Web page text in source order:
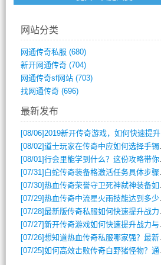
网站分类
网通传奇私服 (680)
新开网通传奇(704)
网通传奇sf网站(703)
找网通传奇(696)
最新发布
[08/06]2019新开传奇游戏，如何快速提升角色等级？
[08/02]道士玩家在传奇中应如何选择手镯装备？
[08/01]行会里能学到什么？这份攻略带你全掌握
[07/31] 白蛇传奇装备格激活任务具体步骤是什么？如何完成？
[07/30]热血传奇荣誉守卫死神弑神装备如何获取与佩戴攻略？
[07/29]热血传奇中流星火雨技能达到多少级可以开始练装备？
[07/28]最新版传奇私服如何快速提升战力与获取稀有装备？
[07/27]新开传奇游戏如何快速提升战力与获取稀有装备？
[07/26]想知道热血传奇私服哪家强？最新排行榜攻略全解析
[07/25]如何高效击败传奇白野猪怪物？通关技巧全解析